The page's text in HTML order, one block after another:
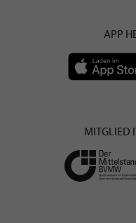
APP
MITGLIED